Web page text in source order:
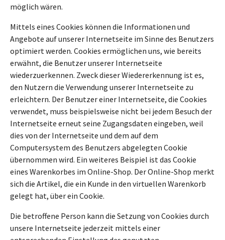
möglich wären.
Mittels eines Cookies können die Informationen und
Angebote auf unserer Internetseite im Sinne des Benutzers
optimiert werden. Cookies ermöglichen uns, wie bereits
erwähnt, die Benutzer unserer Internetseite
wiederzuerkennen. Zweck dieser Wiedererkennung ist es,
den Nutzern die Verwendung unserer Internetseite zu
erleichtern. Der Benutzer einer Internetseite, die Cookies
verwendet, muss beispielsweise nicht bei jedem Besuch der
Internetseite erneut seine Zugangsdaten eingeben, weil
dies von der Internetseite und dem auf dem
Computersystem des Benutzers abgelegten Cookie
übernommen wird. Ein weiteres Beispiel ist das Cookie
eines Warenkorbes im Online-Shop. Der Online-Shop merkt
sich die Artikel, die ein Kunde in den virtuellen Warenkorb
gelegt hat, über ein Cookie.
Die betroffene Person kann die Setzung von Cookies durch
unsere Internetseite jederzeit mittels einer